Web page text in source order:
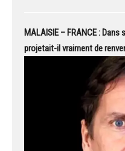
MALAISIE – FRANCE :
projetait-il vraiment de